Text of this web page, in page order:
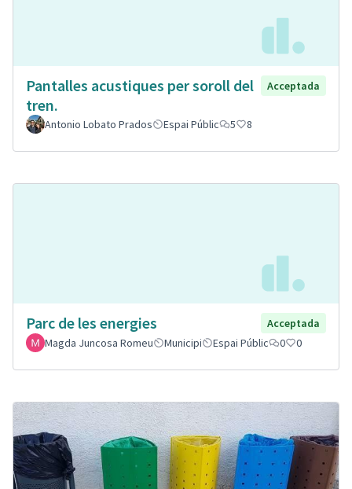
Pantalles acustiques per soroll del
tren.
Acceptada
Antonio Lobato Prados Espai Públic 5 8
Parc de les energies
Acceptada
Magda Juncosa Romeu
Municipi Espai Públic 0 0